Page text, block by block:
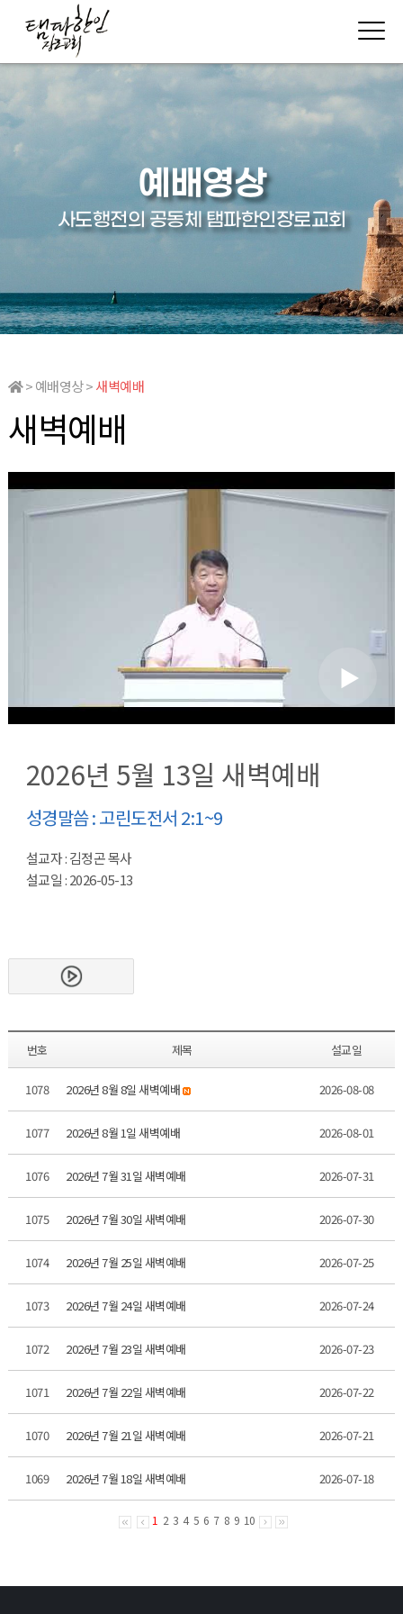
예배영상
사도행전의 공동체 탬파한인장로교회
> 예배영상 >새벽예배
새벽예배
2026년 5월 13일 새벽예배
성경말씀 : 고린도전서 2:1~9
설교자 : 김정곤 목사
설교일 : 2026-05-13
번호 제목 설교일
1078 2026년 8월 8일 새벽예배 2026-08-08
1077 2026년 8월 1일 새벽예배 2026-08-01
1076 2026년 7월 31일 새벽예배 2026-07-31
1075 2026년 7월 30일 새벽예배 2026-07-30
1074 2026년 7월 25일 새벽예배 2026-07-25
1073 2026년 7월 24일 새벽예배 2026-07-24
1072 2026년 7월 23일 새벽예배 2026-07-23
1071 2026년 7월 22일 새벽예배 2026-07-22
1070 2026년 7월 21일 새벽예배 2026-07-21
1069 2026년 7월 18일 새벽예배 2026-07-18
1 2 3 4 5 6 7 8 9 10